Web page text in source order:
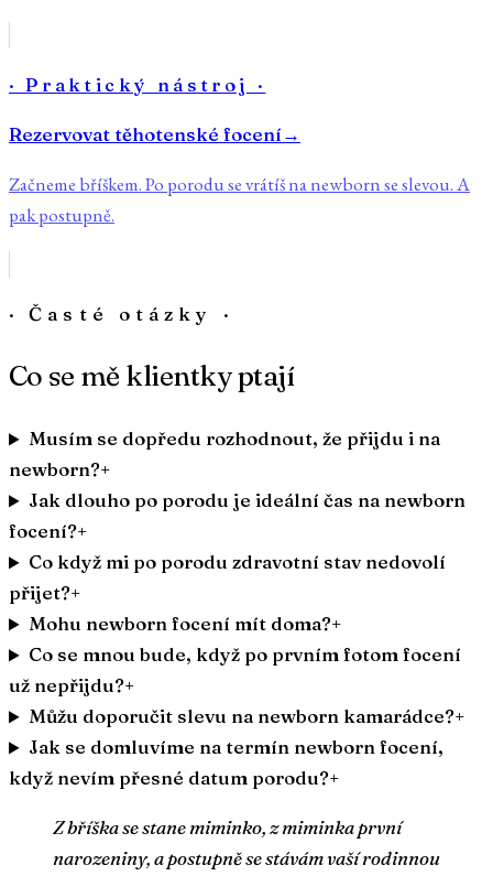
· Praktický nástroj ·
Rezervovat těhotenské focení→
Začneme bříškem. Po porodu se vrátíš na newborn se slevou. A
pak postupně.
· Časté otázky ·
Co se mě klientky ptají
Musím se dopředu rozhodnout, že přijdu i na
newborn?+
Jak dlouho po porodu je ideální čas na newborn
focení?+
Co když mi po porodu zdravotní stav nedovolí
přijet?+
Mohu newborn focení mít doma?+
Co se mnou bude, když po prvním fotom focení
už nepřijdu?+
Můžu doporučit slevu na newborn kamarádce?+
Jak se domluvíme na termín newborn focení,
když nevím přesné datum porodu?+
Z bříška se stane miminko, z miminka první
narozeniny, a postupně se stávám vaší rodinnou